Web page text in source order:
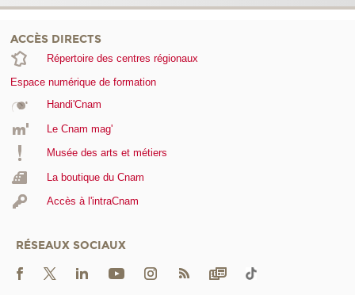
ACCÈS DIRECTS
Répertoire des centres régionaux
Espace numérique de formation
Handi'Cnam
Le Cnam mag'
Musée des arts et métiers
La boutique du Cnam
Accès à l'intraCnam
RÉSEAUX SOCIAUX